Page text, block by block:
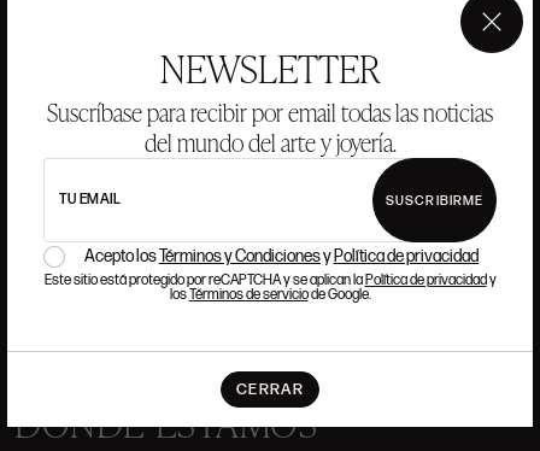
NEWSLETTER
Suscríbase para recibir por email todas las noticias
del mundo del arte y joyería.
TU EMAIL SUSCRIBIRME
Acepto losTérminos y Condicionesy Política de privacidad
Este sitio está protegido por reCAPTCHA y se aplican laPolítica de privacidady
losTérminos de serviciode Google.
CERRAR
×
ANSORENA
EQUIPO
SUBASTAS
VALORACIONES
PREGUNTAS FRECUENTES
CONTACTO
DÓNDE ESTAMOS